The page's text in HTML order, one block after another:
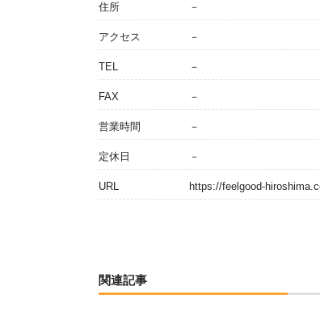
住所 －
アクセス －
TEL －
FAX －
営業時間 －
定休日 －
URL https://feelgood-
関連記事